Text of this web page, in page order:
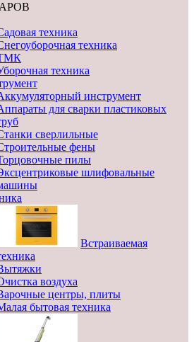
техника
техника
техника
инструмент
для сварки пластиковых
сверлильные
фены
пилы
шлифовальные
Встраиваемая
воздуха
центры, плиты
бытовая техника